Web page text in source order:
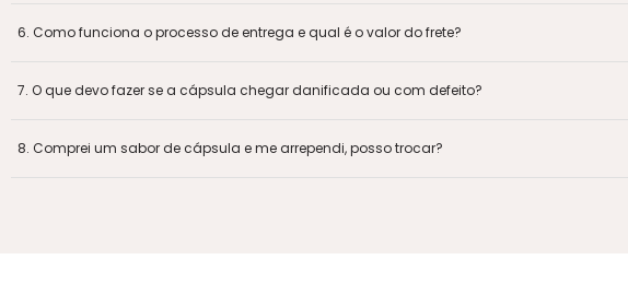
6. Como funciona o processo de entrega e qual é o valor do frete?
7. O que devo fazer se a cápsula chegar danificada ou com defeito?
8. Comprei um sabor de cápsula e me arrependi, posso trocar?